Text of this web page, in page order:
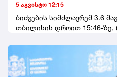
5 აგვისტო 12:15
ბიძგების სიმძლავრემ 3.6
თბილისის დროით 15:46-ზე,
მიწისძვრა", - აღნიშნულია